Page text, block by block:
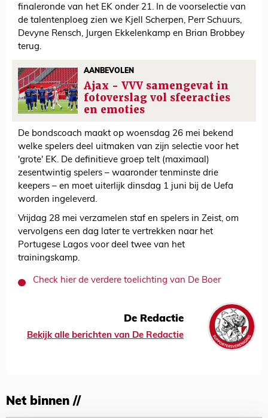
finaleronde van het EK onder 21. In de voorselectie van
de talentenploeg zien we Kjell Scherpen, Perr Schuurs,
Devyne Rensch, Jurgen Ekkelenkamp en Brian Brobbey
terug.
AANBEVOLEN
Ajax - VVV samengevat in
fotoverslag vol sfeeracties
en emoties
De bondscoach maakt op woensdag 26 mei bekend
welke spelers deel uitmaken van zijn selectie voor het
'grote' EK. De definitieve groep telt (maximaal)
zesentwintig spelers – waaronder tenminste drie
keepers – en moet uiterlijk dinsdag 1 juni bij de Uefa
worden ingeleverd.
Vrijdag 28 mei verzamelen staf en spelers in Zeist, om
vervolgens een dag later te vertrekken naar het
Portugese Lagos voor deel twee van het
trainingskamp.
Check hier de verdere toelichting van De Boer
De Redactie
Bekijk alle berichten van De Redactie
Net binnen //